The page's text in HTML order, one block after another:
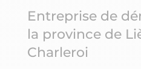
Entreprise de
la province de
Charleroi